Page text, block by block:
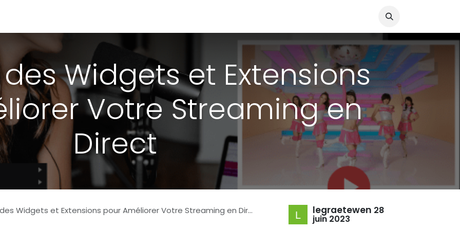
Widgets et Extensions
Votre Streaming en
Direct
Widgets et Extensions pour Améliorer Votre Streaming en Direct legraetewen 28
juin 2023